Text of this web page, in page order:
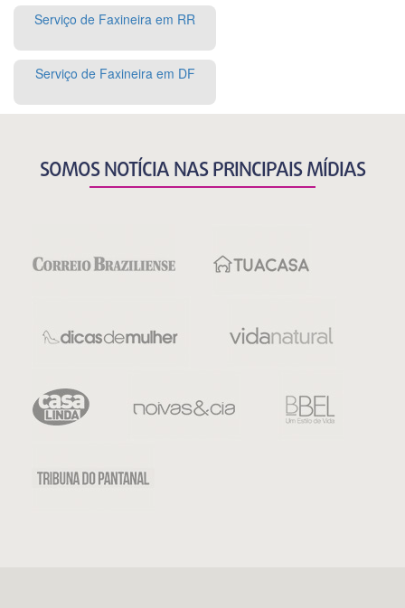
Serviço de Faxineira em RR
Serviço de Faxineira em DF
SOMOS NOTÍCIA NAS PRINCIPAIS MÍDIAS